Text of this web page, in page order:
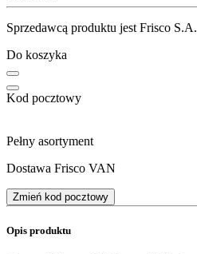
Sprzedawcą produktu jest Frisco S.A.
Do koszyka
Kod pocztowy
Pełny asortyment
Dostawa Frisco VAN
Zmień kod pocztowy
Opis produktu